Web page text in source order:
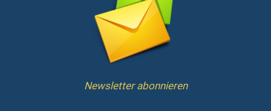
Newsletter abonnieren